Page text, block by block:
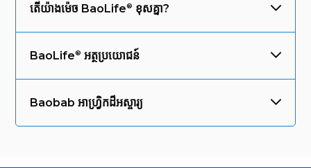
តើយ៉ាងម៉េច BaoLife ខុសគ្នា?
BaoLife អត្ថប្រយោជន៍
Baobab អាហ្វ្រិកដ៏អស្ចារ្យ